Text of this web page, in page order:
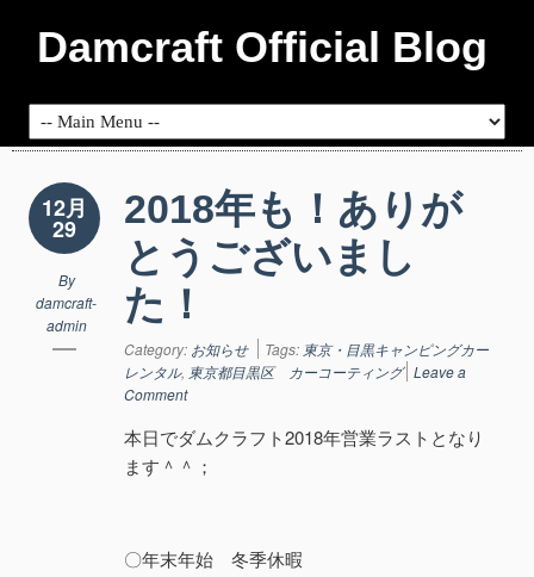
Damcraft Official Blog
12月
29
By
damcraft-
admin
2018年も！ありが
とうございまし
た！
Category: お知らせ Tags: 東京・目黒キャンピングカー
レンタル, 東京都目黒区 カーコーティング Leave a
Comment
本日でダムクラフト2018年営業ラストとなり
ます＾＾；
〇年末年始 冬季休暇